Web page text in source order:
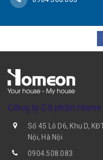
Công ty Cổ phần Home
Số 45 Lô D6, Khu D,
Nội, Hà Nội
0904.508.083